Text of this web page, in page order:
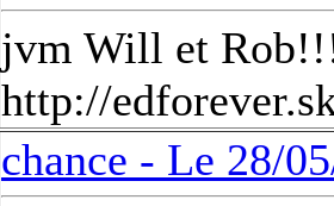
jvm Will et
http://
chance - Le 28/